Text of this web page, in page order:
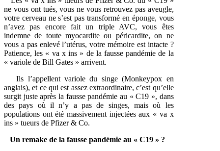
ne vous ont tués, vous ne vous retrouvez pas aveugle,
votre cerveau ne s’est pas transformé en éponge, vous
n’avez pas encore fait un triple AVC, vous êtes
indemne de toute myocardite ou péricardite, on ne
vous a pas enlevé l’utérus, votre mémoire est intacte ?
Patience, les « va x ins » de la fausse pandémie de la
« variole de Bill Gates » arrivent.
Ils l’appellent variole du singe (Monkeypox en
anglais), et ce qui est assez extraordinaire, c’est qu’elle
surgit juste après la fausse pandémie au « C19 », dans
des pays où il n’y a pas de singes, mais où les
populations ont été massivement injectées aux « va x
ins » tueurs de Pfizer & Co.
Un remake de la fausse pandémie au « C19 » ?